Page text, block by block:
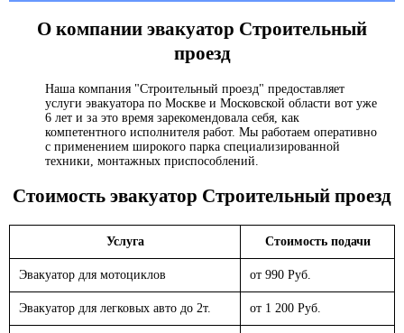
О компании эвакуатор Строительный
проезд
Наша компания "Строительный проезд" предоставляет
услуги эвакуатора по Москве и Московской области вот уже
6 лет и за это время зарекомендовала себя, как
компетентного исполнителя работ. Мы работаем оперативно
с применением широкого парка специализированной
техники, монтажных приспособлений.
Стоимость эвакуатор Строительный проезд
Услуга Стоимость подачи
Эвакуатор для мотоциклов от 990 Руб.
Эвакуатор для легковых авто до 2т. от 1 200 Руб.